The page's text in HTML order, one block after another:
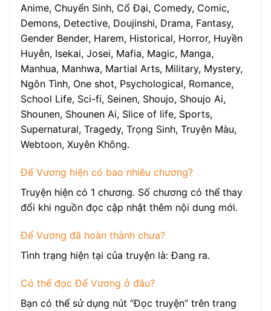
Anime, Chuyển Sinh, Cổ Đại, Comedy, Comic,
Demons, Detective, Doujinshi, Drama, Fantasy,
Gender Bender, Harem, Historical, Horror, Huyền
Huyễn, Isekai, Josei, Mafia, Magic, Manga,
Manhua, Manhwa, Martial Arts, Military, Mystery,
Ngôn Tình, One shot, Psychological, Romance,
School Life, Sci-fi, Seinen, Shoujo, Shoujo Ai,
Shounen, Shounen Ai, Slice of life, Sports,
Supernatural, Tragedy, Trọng Sinh, Truyện Màu,
Webtoon, Xuyên Không.
Đế Vương hiện có bao nhiêu chương?
Truyện hiện có 1 chương. Số chương có thể thay
đổi khi nguồn đọc cập nhật thêm nội dung mới.
Đế Vương đã hoàn thành chưa?
Tình trạng hiện tại của truyện là: Đang ra.
Có thể đọc Đế Vương ở đâu?
Bạn có thể sử dụng nút “Đọc truyện” trên trang